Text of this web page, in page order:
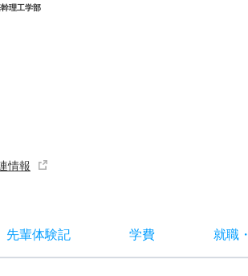
理工学部
情報
先輩体験記 学費 就職・